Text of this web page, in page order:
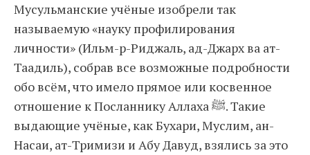
Мусульманские учёные изобрели так
называемую «науку профилирования
личности» (Ильм-р-Риджаль, ад-Джарх ва ат-
Таадиль), собрав все возможные подробности
обо всём, что имело прямое или косвенное
отношение к Посланнику Аллаха ﷺ. Такие
выдающие учёные, как Бухари, Муслим, ан-
Насаи, ат-Тримизи и Абу Давуд, взялись за это